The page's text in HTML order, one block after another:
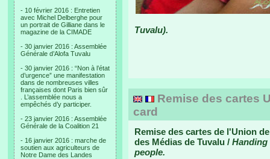
- 10 février 2016 : Entretien
avec Michel Delberghe pour
un portrait de Gilliane dans le
magazine de la CIMADE
- 30 janvier 2016 : Assemblée
Générale d’Alofa Tuvalu
- 30 janvier 2016 : “Non à l’état
d’urgence” une manifestation
dans de nombreuses villes
françaises dont Paris bien sûr
. L’assemblée nous a
empêchés d’y participer.
- 23 janvier 2016 : Assemblée
Générale de la Coalition 21
- 16 janvier 2016 : marche de
soutien aux agriculteurs de
Notre Dame des Landes
Tuvalu).
Remise des cartes
card
Remise des cartes de l'Union
des Médias de Tuvalu / Handing
people.